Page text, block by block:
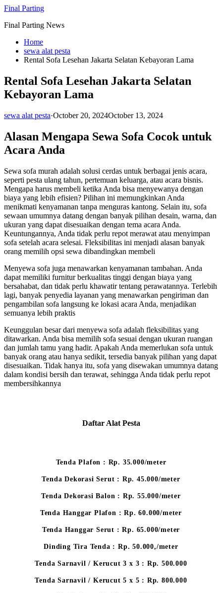
Skip
content
Final Parting
Final Parting News
Home
sewa alat pesta
Rental Sofa Lesehan Jakarta Selatan Kebayoran Lama
Rental Sofa Lesehan Jakarta Selatan
Kebayoran Lama
sewa alat pesta·October 20, 2024October 13, 2024
Alasan Mengapa Sewa Sofa Cocok untuk
Acara Anda
Sewa sofa murah adalah solusi cerdas untuk berbagai jenis acara,
seperti pesta ulang tahun, pertemuan keluarga, atau acara bisnis.
Mengapa harus membeli ketika Anda bisa menyewanya dengan
biaya yang lebih efisien? Pilihan ini memungkinkan Anda
menikmati kenyamanan tanpa menguras kantong. Selain itu, sofa
sewaan umumnya datang dengan banyak pilihan desain, warna, dan
ukuran yang dapat disesuaikan dengan tema acara Anda.
Keuntungannya, Anda tidak perlu repot merawat atau menyimpan
sofa setelah acara selesai. Fleksibilitas ini menjadi alasan banyak
orang memilih opsi sewa dibandingkan membeli
Menyewa sofa juga menawarkan kenyamanan tambahan. Anda
dapat memiliki furnitur berkualitas tinggi dengan biaya yang
bersahabat, dan tidak perlu khawatir tentang perawatannya. Terlebih
lagi, banyak penyedia layanan yang menawarkan pengiriman dan
pengambilan sofa langsung ke lokasi acara Anda, menjadikan
semuanya lebih praktis
Keunggulan besar dari menyewa sofa adalah fleksibilitas yang
ditawarkan. Anda bisa memilih sofa sesuai dengan ukuran ruangan
dan jumlah tamu yang hadir. Apakah Anda memerlukan sofa untuk
banyak orang atau hanya sedikit, tersedia banyak pilihan yang dapat
disesuaikan. Tidak hanya itu, sofa yang disewakan umumnya datang
dalam kondisi bersih dan terawat, sehingga Anda tidak perlu repot
membersihkannya
Daftar Alat Pesta
Tenda Plafon : Rp. 35.000/meter
Tenda Dekorasi Serut : Rp. 45.000/meter
Tenda Dekorasi Balon : Rp. 55.000/meter
Tenda Hanggar Plafon : Rp. 60.000/meter
Tenda Hanggar Serut : Rp. 65.000/meter
Dinding Tira Tenda : Rp. 50.000,/meter
Tenda Sarnavil / Kerucut 3 x 3 : Rp. 500.000
Tenda Sarnavil / Kerucut 5 x 5 : Rp. 800.000